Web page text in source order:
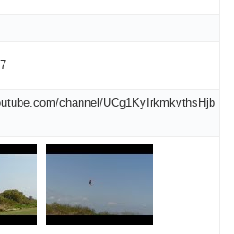
channel/UCg1KyIrkmkvthsHjb